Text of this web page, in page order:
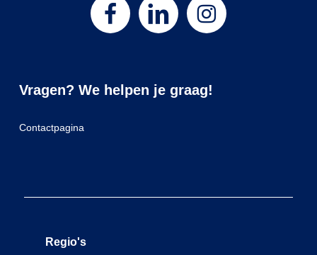
Vragen? We helpen je graag!
Contactpagina
Regio's